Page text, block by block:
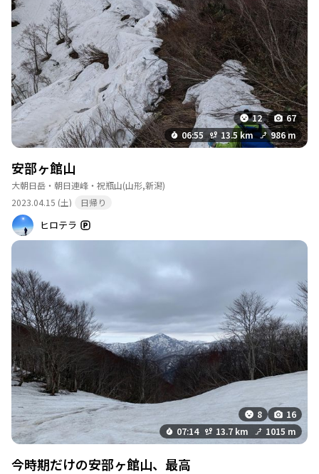
から重量級を待っていたとの事！酷いな〜💩 昼食用に拵えていっ
た中巻き おにぎらずより食べ易くて良いな🤩 あと2年くらいは行
かなくても良い山認定🤣 #積雪期限定に近い #危険箇所あり #山頂
より道程の方が高く心折れる
12
67
06:55
13.5 km 986 m
安部ヶ館山
大朝日岳・朝日連峰・祝瓶山(山形,新潟)
2023.04.15 (土)
日帰り
ヒロテラ
8
16
07:14
13.7 km 1015 m
今時期だけの安部ヶ館山、最高